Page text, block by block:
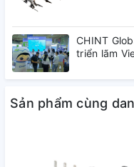
CHINT
triển lãm
Sản phẩm cùng